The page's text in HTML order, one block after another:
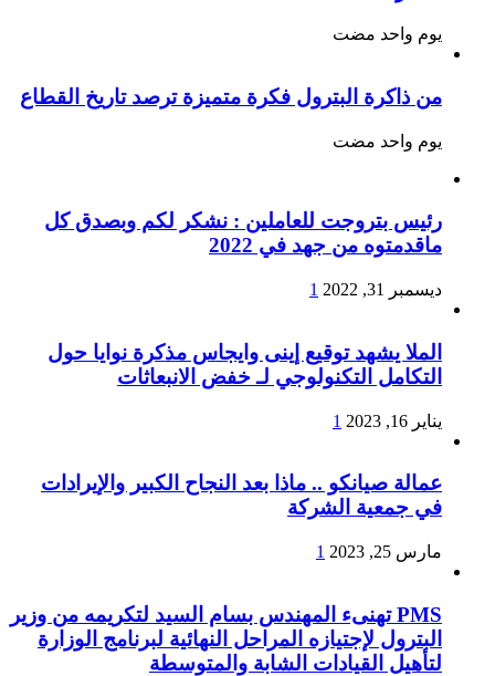
‏يوم واحد مضت
من ذاكرة البترول فكرة متميزة ترصد تاريخ القطاع
‏يوم واحد مضت
رئيس بتروجت للعاملين : نشكر لكم وبصدق كل
ماقدمتوه من جهد في 2022
ديسمبر 31, 2022 1
الملا يشهد توقيع إينى وايجاس مذكرة نوايا حول
التكامل التكنولوجي لـ خفض الانبعاثات
يناير 16, 2023 1
عمالة صيانكو .. ماذا بعد النجاح الكبير والإيرادات
في جمعية الشركة
مارس 25, 2023 1
PMS تهنىء المهندس بسام السيد لتكريمه من وزير
البترول لإجتيازه المراحل النهائية لبرنامج الوزارة
لتأهيل القيادات الشابة والمتوسطة